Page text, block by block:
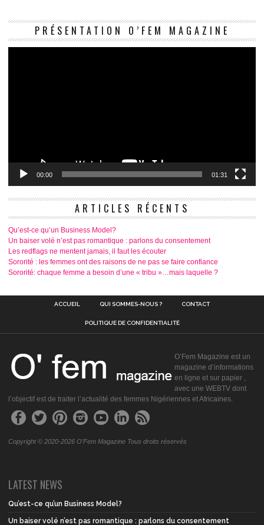
PRÉSENTATION O’FEM MAGAZINE
00:00 01:31
ARTICLES RÉCENTS
Qu’est-ce qu’un Business Model?
Un baiser volé n’est pas romantique : parlons du consentement
Les redflags ne mentent jamais, il faut les écouter
Sororité : les femmes ont des raisons de ne pas se faire confiance
Sororité: chaque femme a besoin d’une « tribu »…mais laquelle ?
ACCUEIL QUI SOMMES-NOUS ? CONTACT
POLITIQUE DE CONFIDENTIALITÉ
O’Fem Magazine est un
magazine d’informations
en ligne et sur papier ,
avec une WEBTV dont
l’objectif est de traiter l’actualité des femmes Nigériennes et Africaines.
Copyright © 2020-2026 O'Fem Magazine Tous droits réservés
LATEST NEWS
Qu’est-ce qu’un Business Model?
Un baiser volé n’est pas romantique : parlons du consentement